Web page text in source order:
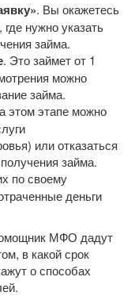
. Вы окажетесь
нужно указать
займа.
. Это займет от 1
можно
займа.
этом этапе можно
или отказаться
займа.
по своему
деньги
МФО дадут
в какой срок
о способах